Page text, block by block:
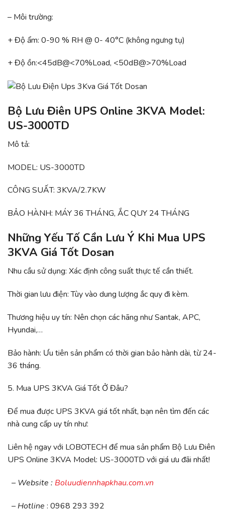
– Môi trường:
+ Độ ẩm: 0-90 % RH @ 0- 40°C (không ngưng tụ)
+ Độ ồn:<45dB@<70%Load, <50dB@>70%Load
Bộ Lưu Điên UPS Online 3KVA Model:
US-3000TD
Mô tả:
MODEL: US-3000TD
CÔNG SUẤT: 3KVA/2.7KW
BẢO HÀNH: MÁY 36 THÁNG, ẮC QUY 24 THÁNG
Những Yếu Tố Cần Lưu Ý Khi Mua UPS
3KVA Giá Tốt Dosan
Nhu cầu sử dụng: Xác định công suất thực tế cần thiết.
Thời gian lưu điện: Tùy vào dung lượng ắc quy đi kèm.
Thương hiệu uy tín: Nên chọn các hãng như Santak, APC,
Hyundai,…
Bảo hành: Ưu tiên sản phẩm có thời gian bảo hành dài, từ 24-
36 tháng.
5. Mua UPS 3KVA Giá Tốt Ở Đâu?
Để mua được UPS 3KVA giá tốt nhất, bạn nên tìm đến các
nhà cung cấp uy tín như:
Liên hệ ngay với LOBOTECH để mua sản phẩm Bộ Lưu Điên
UPS Online 3KVA Model: US-3000TD với giá ưu đãi nhất!
– Website : Boluudiennhapkhau.com.vn
– Hotline : 0968 293 392